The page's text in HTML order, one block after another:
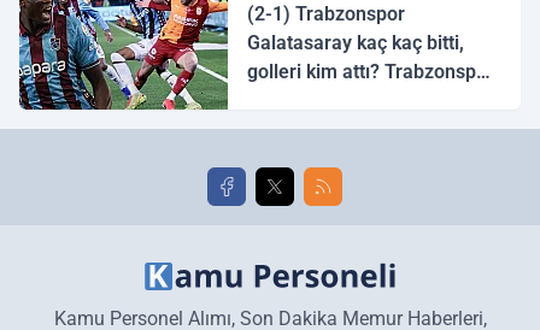
(2-1) Trabzonspor
Galatasaray kaç kaç bitti,
golleri kim attı? Trabzonspor
golleri!
Kamu Personel Alımı, Son Dakika Memur Haberleri,